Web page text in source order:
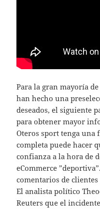
Para la gran mayoría
han hecho una
deseados, el siguiente
para obtener mayor
Oteros sport tenga una
completa puede hacer
confianza a la hora de
eCommerce
comentarios de
El analista político
Reuters que el